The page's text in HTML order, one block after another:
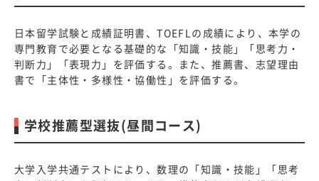
日本留学試験と成績証明書、TOEFLの成績により、本学の
専門教育で必要となる基礎的な「知識・技能」「思考力・
判断力」「表現力」を評価する。また、推薦書、志望理由
書で「主体性・多様性・協働性」を評価する。
学校推薦型選抜(昼間コース)
大学入学共通テストにより、数理の「知識・技能」「思考